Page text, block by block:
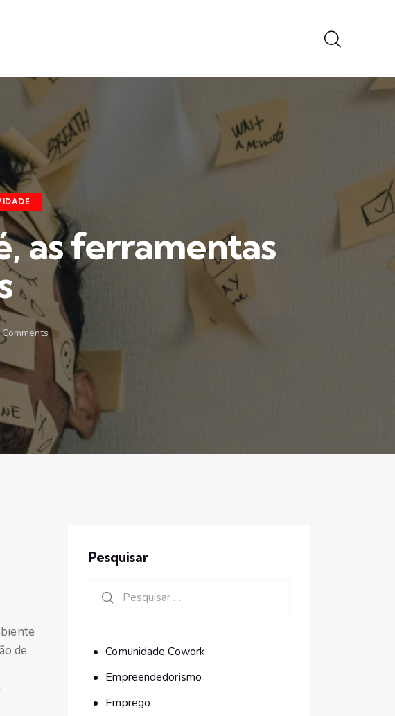
as ferramentas
Comments
de
Pesquisar
Comunidade Cowork
Empreendedorismo
Emprego